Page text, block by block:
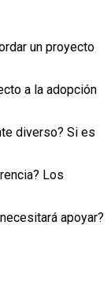
un proyecto
a la adopción
diverso? Si es
Los
apoyar?